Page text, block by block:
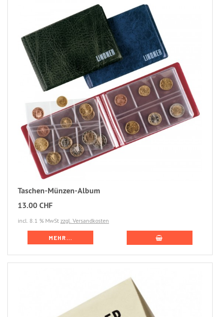
Taschen-Münzen-Album
13.00 CHF
incl. 8.1 % MwSt zzgl. Versandkosten
MEHR...